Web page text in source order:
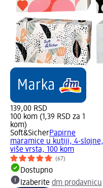
139,00 RSD
100 kom (1,39 RSD za 1
kom)
Soft&SicherPapirne
maramice u kutiji, 4-slojne,
više vrsta, 100 kom
(67)
Dostupno
Izaberite dm prodavnicu